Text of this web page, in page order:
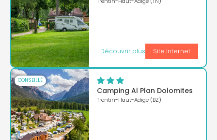
Découvrir plus Site Internet
CONSEILLÉ
Camping Al Plan Dolomites
Trentin-Haut-Adige (BZ)